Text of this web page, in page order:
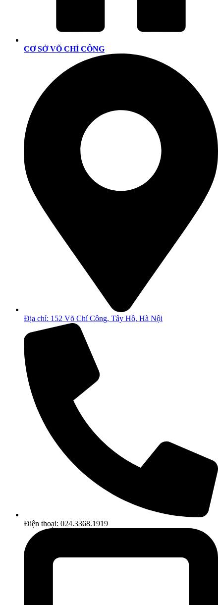
CƠ SỞ VÕ CHÍ CÔNG
Địa chỉ: 152 Võ Chí Công, Tây Hồ, Hà Nội
Điện thoại: 024.3368.1919